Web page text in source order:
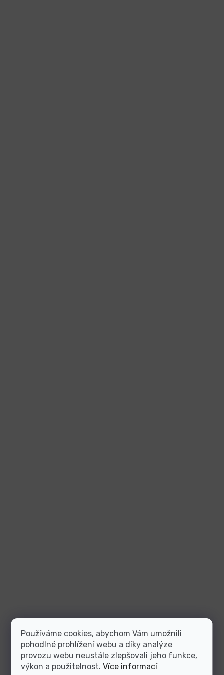
Používáme cookies, abychom Vám umožnili
pohodlné prohlížení webu a díky analýze
provozu webu neustále zlepšovali jeho funkce,
výkon a použitelnost.Více informací